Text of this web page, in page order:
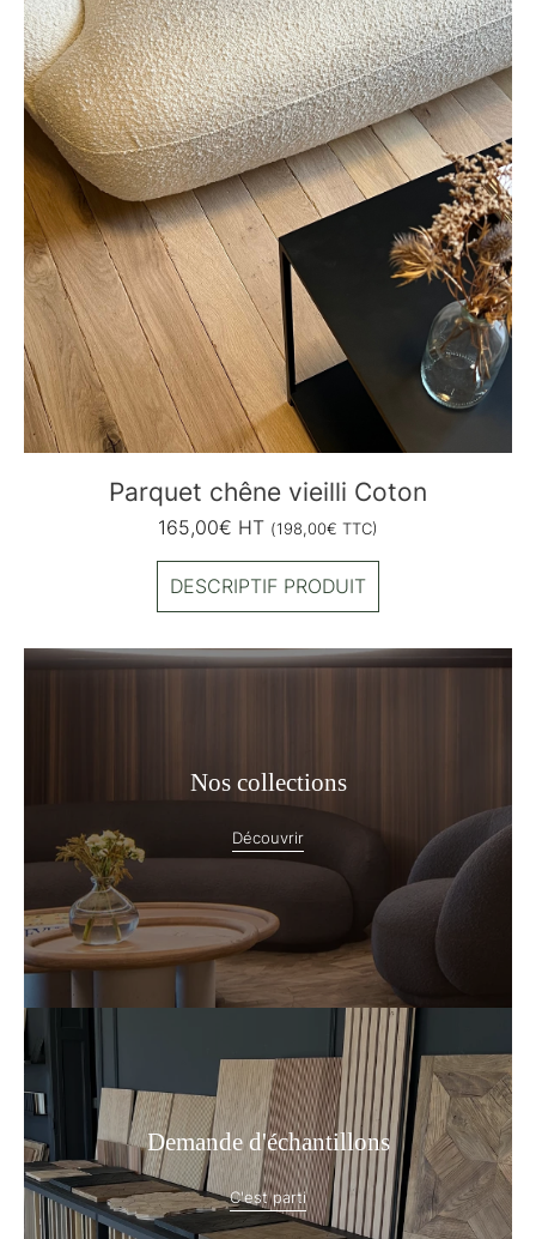
Parquet chêne vieilli Coton
165,00€ HT (198,00€ TTC)
DESCRIPTIF PRODUIT
Nos collections
Découvrir
Demande d'échantillons
C'est parti